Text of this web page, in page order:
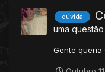
dúvida
uma
Gente queria